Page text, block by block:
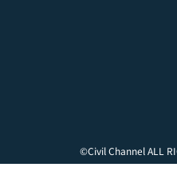
©Civil Channel ALL